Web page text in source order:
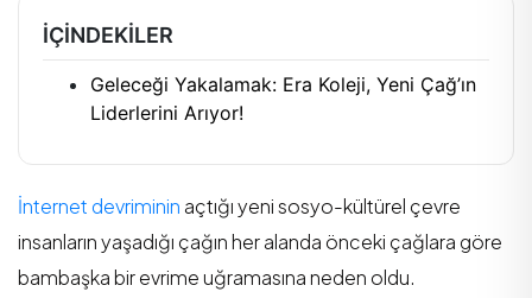
İÇINDEKILER
Geleceği Yakalamak: Era Koleji, Yeni Çağ’ın
Liderlerini Arıyor!
İnternet devriminin açtığı yeni sosyo-kültürel çevre
insanların yaşadığı çağın her alanda önceki çağlara göre
bambaşka bir evrime uğramasına neden oldu.